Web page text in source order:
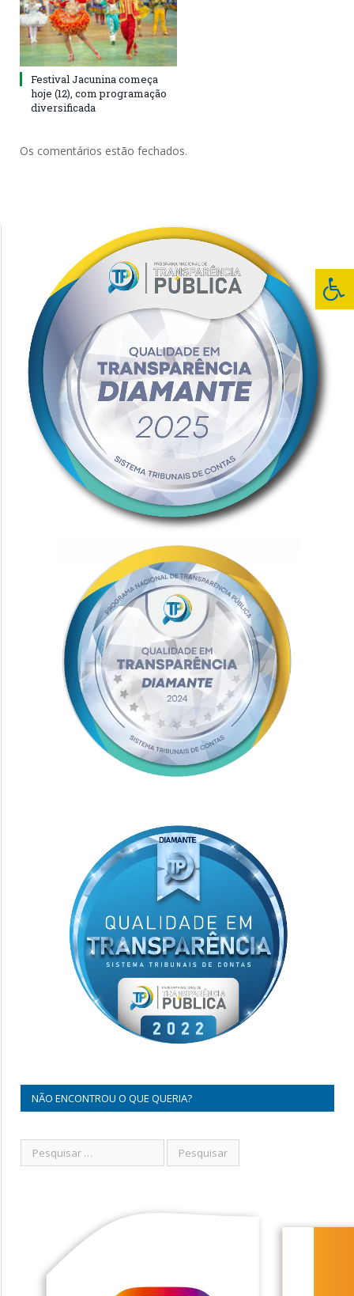
Festival Jacunina começa
hoje (12), com programação
diversificada
Os comentários estão fechados.
NÃO ENCONTROU O QUE QUERIA?